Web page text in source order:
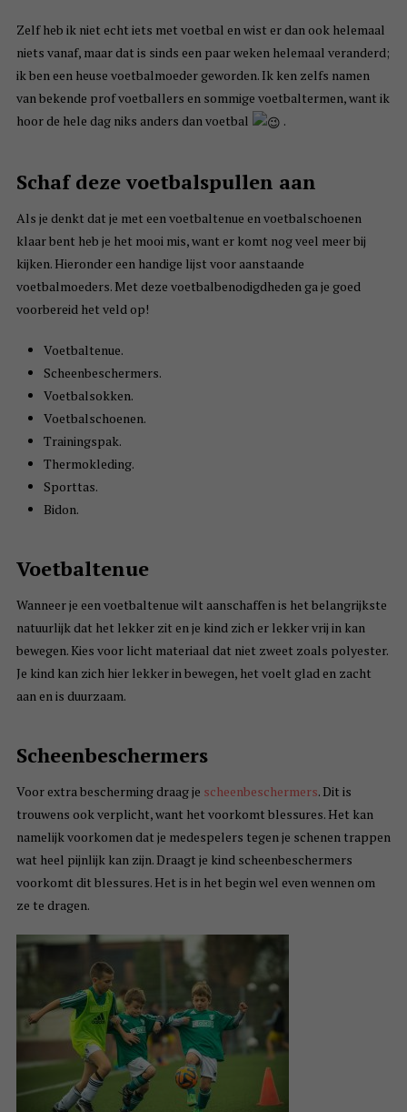
Zelf heb ik niet echt iets met voetbal en wist er dan ook helemaal
niets vanaf, maar dat is sinds een paar weken helemaal veranderd;
ik ben een heuse voetbalmoeder geworden. Ik ken zelfs namen
van bekende prof voetballers en sommige voetbaltermen, want ik
hoor de hele dag niks anders dan voetbal
.
Schaf deze voetbalspullen aan
Als je denkt dat je met een voetbaltenue en voetbalschoenen
klaar bent heb je het mooi mis, want er komt nog veel meer bij
kijken. Hieronder een handige lijst voor aanstaande
voetbalmoeders. Met deze voetbalbenodigdheden ga je goed
voorbereid het veld op!
Voetbaltenue.
Scheenbeschermers.
Voetbalsokken.
Voetbalschoenen.
Trainingspak.
Thermokleding.
Sporttas.
Bidon.
Voetbaltenue
Wanneer je een voetbaltenue wilt aanschaffen is het belangrijkste
natuurlijk dat het lekker zit en je kind zich er lekker vrij in kan
bewegen. Kies voor licht materiaal dat niet zweet zoals polyester.
Je kind kan zich hier lekker in bewegen, het voelt glad en zacht
aan en is duurzaam.
Scheenbeschermers
Voor extra bescherming draag je scheenbeschermers. Dit is
trouwens ook verplicht, want het voorkomt blessures. Het kan
namelijk voorkomen dat je medespelers tegen je schenen trappen
wat heel pijnlijk kan zijn. Draagt je kind scheenbeschermers
voorkomt dit blessures. Het is in het begin wel even wennen om
ze te dragen.